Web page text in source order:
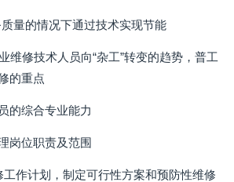
量的情况下通过技术实现节能
维修技术人员向“杂工”转变的趋势，普工
的重点
的综合专业能力
岗位职责及范围
作计划，制定可行性方案和预防性维修